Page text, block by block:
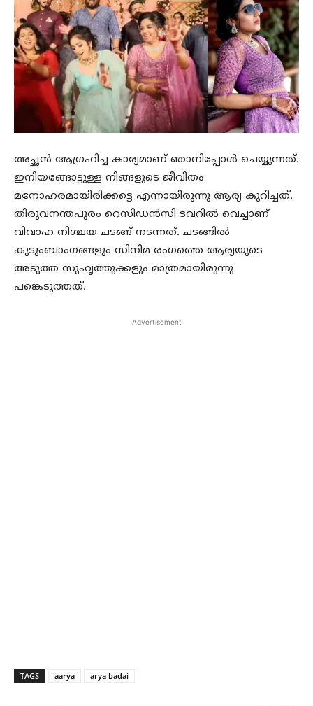
അച്ഛൻ ആഗ്രഹിച്ച കാര്യമാണ് ഞാനിപ്പോൾ ചെയ്യുന്നത്.
ഇനിയങ്ങോട്ടുള്ള നിങ്ങളുടെ ജീവിതം
മനോഹരമായിരിക്കട്ടെ എന്നായിരുന്നു ആര്യ കുറിച്ചത്.
തിരുവനന്തപുരം റെസിഡൻസി ടവറിൽ വെച്ചാണ്
വിവാഹ നിശ്ചയ ചടങ്ങ് നടന്നത്. ചടങ്ങിൽ
കുടുംബാംഗങ്ങളും സിനിമ രംഗത്തെ ആര്യയുടെ
അടുത്ത സുഹൃത്തുക്കളും മാത്രമായിരുന്നു
പങ്കെടുത്തത്.
Advertisement
TAGS aarya arya badai